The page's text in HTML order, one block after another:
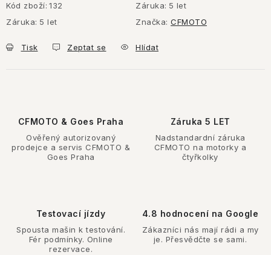
Kód zboží: 132 Záruka: 5 let
Záruka: 5 let Značka: CFMOTO
Tisk Zeptat se Hlídat
CFMOTO & Goes Praha
Ověřený autorizovaný
prodejce a servis CFMOTO &
Goes Praha
Záruka 5 LET
Nadstandardní záruka
CFMOTO na motorky a
čtyřkolky
Testovací jízdy
Spousta mašin k testování.
Fér podmínky. Online
rezervace.
4.8 hodnocení na Google
Zákazníci nás mají rádi a my
je. Přesvědčte se sami.